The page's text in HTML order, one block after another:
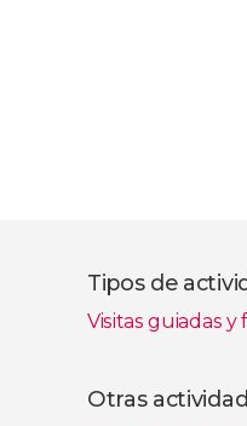
Tipos de
Visitas guiadas
Otras